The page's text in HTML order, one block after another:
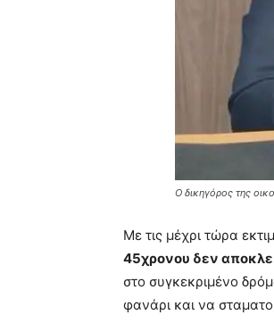
Ο δικηγόρος της
Με τις μέχρι τώρα
45χρονου δεν
στο συγκεκριμένο
φανάρι και να